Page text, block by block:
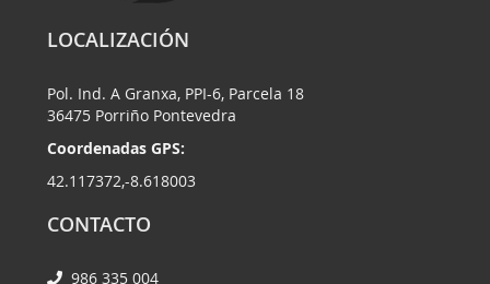
LOCALIZACIÓN
Pol. Ind. A Granxa, PPI-6, Parcela 18
36475 Porriño Pontevedra
Coordenadas GPS:
42.117372,-8.618003
CONTACTO
986 335 004